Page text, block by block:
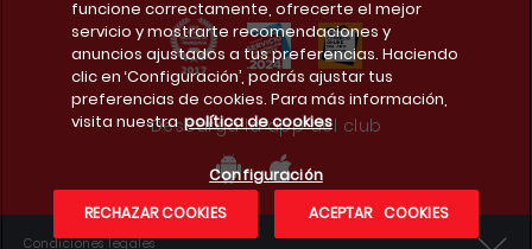
Descarga la app del club
Condiciones legales
funcione correctamente, ofrecerte el mejor
servicio y mostrarte recomendaciones y
anuncios ajustados a tus preferencias. Haciendo
clic en ‘Configuración’, podrás ajustar tus
preferencias de cookies. Para más información,
visita nuestra política de cookies
Configuración
RECHAZAR COOKIES
ACEPTAR COOKIES